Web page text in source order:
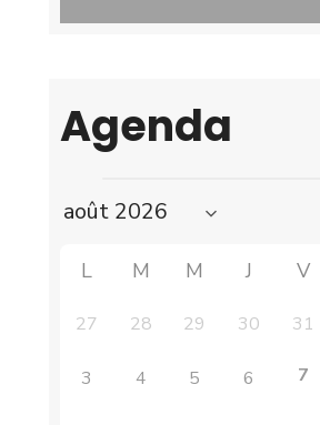
Agenda
L M M J V
27 28 29 30 31
3 4 5 6 7